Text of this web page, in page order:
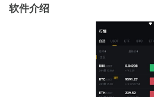
软件介绍